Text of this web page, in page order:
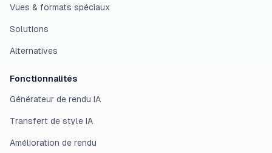
Vues & formats spéciaux
Solutions
Alternatives
Fonctionnalités
Générateur de rendu IA
Transfert de style IA
Amélioration de rendu